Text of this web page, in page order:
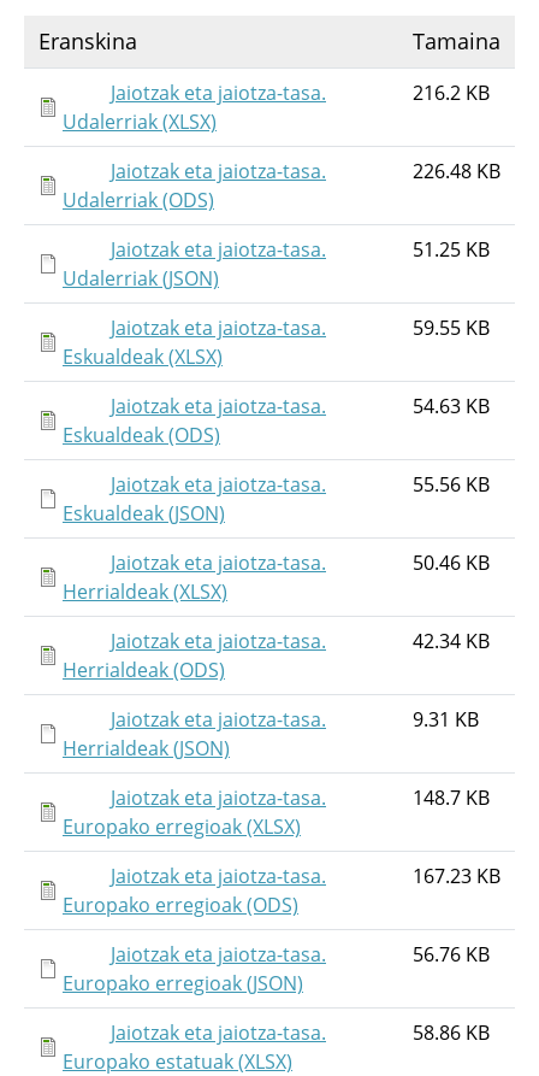
Eranskina Tamaina
Jaiotzak eta jaiotza-tasa.
Udalerriak (XLSX)
216.2 KB
Jaiotzak eta jaiotza-tasa.
Udalerriak (ODS)
226.48 KB
Jaiotzak eta jaiotza-tasa.
Udalerriak (JSON)
51.25 KB
Jaiotzak eta jaiotza-tasa.
Eskualdeak (XLSX)
59.55 KB
Jaiotzak eta jaiotza-tasa.
Eskualdeak (ODS)
54.63 KB
Jaiotzak eta jaiotza-tasa.
Eskualdeak (JSON)
55.56 KB
Jaiotzak eta jaiotza-tasa.
Herrialdeak (XLSX)
50.46 KB
Jaiotzak eta jaiotza-tasa.
Herrialdeak (ODS)
42.34 KB
Jaiotzak eta jaiotza-tasa.
Herrialdeak (JSON)
9.31 KB
Jaiotzak eta jaiotza-tasa.
Europako erregioak (XLSX)
148.7 KB
Jaiotzak eta jaiotza-tasa.
Europako erregioak (ODS)
167.23 KB
Jaiotzak eta jaiotza-tasa.
Europako erregioak (JSON)
56.76 KB
Jaiotzak eta jaiotza-tasa.
Europako estatuak (XLSX)
58.86 KB